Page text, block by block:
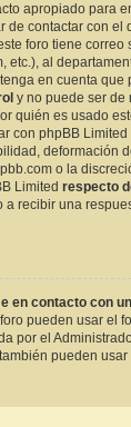
apropiado para
de contactar con
foro tiene
etc.), al
en cuenta que
y no puede ser de
quién es usado
con phpBB
deformación
o la
Limited respecto
a recibir una
en contacto con
pueden usar el
por el
pueden